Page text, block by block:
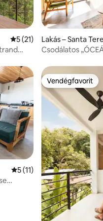
Átlagos értékelés: 5/5, 21
5 (21)
Lakás – Santa
Csodálatos
Átlagos értékelés: 5/5, 11
5 (11)
Vendégfavorit
Vendégfavorit